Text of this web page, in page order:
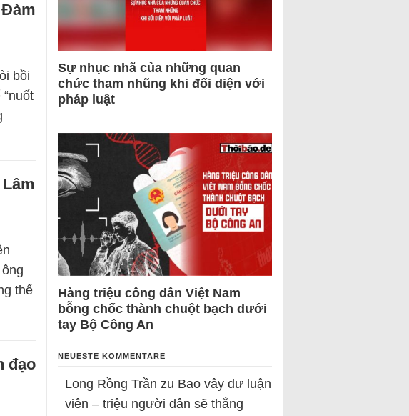
bồi
thế
đạo
Sự nhục nhã của những quan
chức tham nhũng khi đối diện với
pháp luật
Hàng triệu công dân Việt Nam
bỗng chốc thành chuột bạch dưới
tay Bộ Công An
NEUESTE KOMMENTARE
Long Rồng Trần zu Bao vây dư luận
viên – triệu người dân sẽ thắng